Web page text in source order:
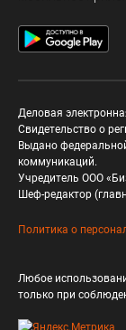
Деловая
Свидетельство о
Выдано
коммуникаций.
Учредитель ООО
Шеф-редактор
Политика о
Любое
только при